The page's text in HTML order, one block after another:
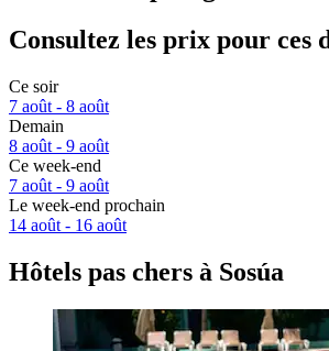
Consultez les prix pour ces
Ce soir
7 août - 8 août
Demain
8 août - 9 août
Ce week-end
7 août - 9 août
Le week-end prochain
14 août - 16 août
Hôtels pas chers à Sosúa